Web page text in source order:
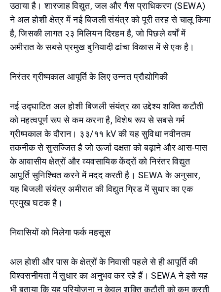
उठाया है। शारजाह विद्युत, जल और गैस प्राधिकरण (SEWA)
ने अल होशी क्षेत्र में नई बिजली संयंत्र को पूरी तरह से चालू किया
है, जिसकी लागत २३ मिलियन दिरहम है, जो पिछले वर्षों में
अमीरात के सबसे प्रमुख बुनियादी ढांचा विकास में से एक है।
निरंतर ग्रीष्मकाल आपूर्ति के लिए उन्नत प्रौद्योगिकी
नई उद्घाटित अल होशी बिजली संयंत्र का उद्देश्य शक्ति कटौती
को महत्वपूर्ण रूप से कम करना है, विशेष रूप से सबसे गर्म
ग्रीष्मकाल के दौरान। ३३/११ kV की यह सुविधा नवीनतम
तकनीक से सुसज्जित है जो ऊर्जा दक्षता को बढ़ाने और आस-पास
के आवासीय क्षेत्रों और व्यवसायिक केंद्रों को निरंतर विद्युत
आपूर्ति सुनिश्चित करने में मदद करती है। SEWA के अनुसार,
यह बिजली संयंत्र अमीरात की विद्युत ग्रिड में सुधार का एक
प्रमुख घटक है।
निवासियों को मिलेगा फर्क महसूस
अल होशी और पास के क्षेत्रों के निवासी पहले से ही आपूर्ति की
विश्वसनीयता में सुधार का अनुभव कर रहे हैं। SEWA ने इसे यह
भी बताया कि यह परियोजना न केवल शक्ति कटौती को कम करती